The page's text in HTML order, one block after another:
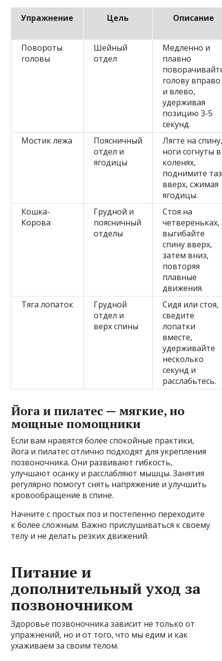
Упражнение Цель Описание
Повороты
головы
Шейный
отдел
Медленно и
плавно
голову вправо
и влево,
удерживая
позицию 3-5
секунд.
Мостик лежа
Поясничный
отдел и
ягодицы
Лягте на
ноги согнуты в
коленях,
поднимите таз
вверх, сжимая
ягодицы.
Кошка-
Корова
Грудной и
поясничный
отделы
Стоя на
четвереньках,
выгибайте
спину вверх,
затем вниз,
повторяя
плавные
движения.
Тяга лопаток
Грудной
отдел и
верх спины
Сидя или стоя,
сведите
лопатки
вместе,
удерживайте
несколько
секунд и
расслабьтесь.
Йога и пилатес — мягкие, но
мощные помощники
Если вам нравятся более спокойные практики,
йога и пилатес отлично подходят для укрепления
позвоночника. Они развивают гибкость,
улучшают осанку и расслабляют мышцы. Занятия
регулярно помогут снять напряжение и улучшить
кровообращение в спине.
Начните с простых поз и постепенно переходите
к более сложным. Важно прислушиваться к своему
телу и не делать резких движений.
Питание и
дополнительный уход за
позвоночником
Здоровье позвоночника зависит не только от
упражнений, но и от того, что мы едим и как
ухаживаем за своим телом.